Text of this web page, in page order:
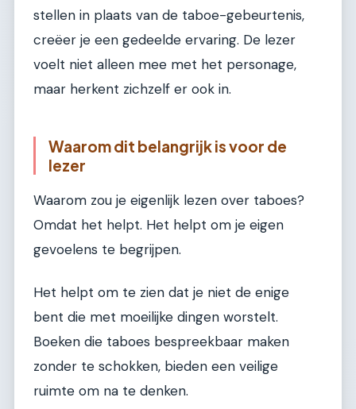
stellen in plaats van de taboe-gebeurtenis,
creëer je een gedeelde ervaring. De lezer
voelt niet alleen mee met het personage,
maar herkent zichzelf er ook in.
Waarom dit belangrijk is voor de
lezer
Waarom zou je eigenlijk lezen over taboes?
Omdat het helpt. Het helpt om je eigen
gevoelens te begrijpen.
Het helpt om te zien dat je niet de enige
bent die met moeilijke dingen worstelt.
Boeken die taboes bespreekbaar maken
zonder te schokken, bieden een veilige
ruimte om na te denken.